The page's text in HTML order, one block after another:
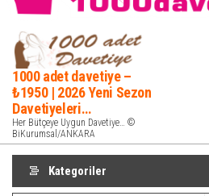
1000 adet davetiye –
₺1950 | 2026 Yeni Sezon
Davetiyeleri…
Her Bütçeye Uygun Davetiye… ©
BiKurumsal/ANKARA
Kategoriler